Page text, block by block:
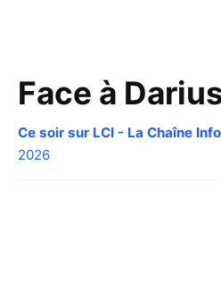
Face à
Ce soir sur LCI - La Chaîne Info
2026